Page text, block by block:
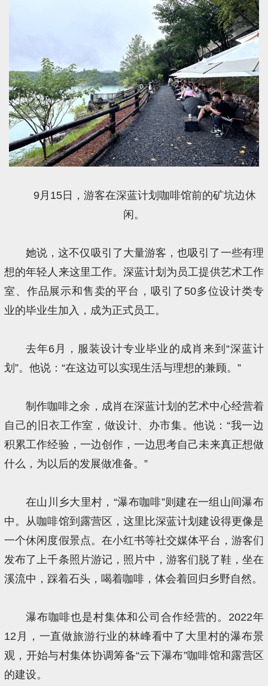
9月15日，游客在深蓝计划咖啡馆前的矿坑边休
闲。
她说，这不仅吸引了大量游客，也吸引了一些有理
想的年轻人来这里工作。深蓝计划为员工提供艺术工作
室、作品展示和售卖的平台，吸引了50多位设计类专
业的毕业生加入，成为正式员工。
去年6月，服装设计专业毕业的成肖来到“深蓝计
划”。他说：“在这边可以实现生活与理想的兼顾。”
制作咖啡之余，成肖在深蓝计划的艺术中心经营着
自己的旧衣工作室，做设计、办市集。他说：“我一边
积累工作经验，一边创作，一边思考自己未来真正想做
什么，为以后的发展做准备。”
在山川乡大里村，“瀑布咖啡”则建在一组山间瀑布
中。从咖啡馆到露营区，这里比深蓝计划建设得更像是
一个休闲度假景点。在小红书等社交媒体平台，游客们
发布了上千条照片游记，照片中，游客们脱了鞋，坐在
溪流中，踩着石头，喝着咖啡，体会着回归乡野自然。
瀑布咖啡也是村集体和公司合作经营的。2022年
12月，一直做旅游行业的林峰看中了大里村的瀑布景
观，开始与村集体协调筹备“云下瀑布”咖啡馆和露营区
的建设。